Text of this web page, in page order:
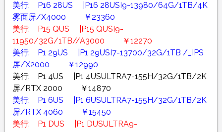
美行: P16 28US |P16 28USI9-13980/64G/1TB/4K
雾面屏/X4000 ￥23360
美行: P15 QUS |P15 QUSI9-
11950/32G/1TB//A3000 ￥12270
美行: P1 29US |P1 29USI7-13700/32G/1TB /_IPS
屏/X2000 ￥12990
美行: P1 4US |P1 4USULTRA7-155H/32G/1TB/2K
屏/RTX 2000 ￥14870
美行: P1 6US |P1 6USULTRA7-155H/32G/1TB/2K
屏/RTX 4060 ￥15450
美行: P1 DUS |P1 DUSULTRA9-